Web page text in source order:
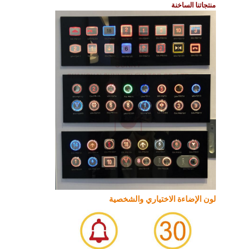
منتجاتنا الساخنة
لون الإضاءة الاختياري والشخصية